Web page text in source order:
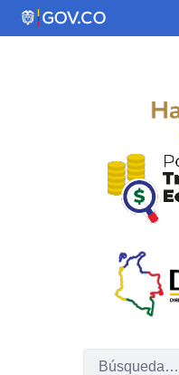
Saltar al contenido principal